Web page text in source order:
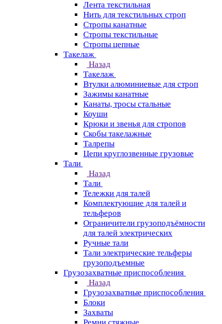
Лента текстильная
Нить для текстильных строп
Стропы канатные
Стропы текстильные
Стропы цепные
Такелаж
Назад
Такелаж
Втулки алюминиевые для строп
Зажимы канатные
Канаты, тросы стальные
Коуши
Крюки и звенья для стропов
Скобы такелажные
Талрепы
Цепи круглозвенные грузовые
Тали
Назад
Тали
Тележки для талей
Комплектующие для талей и
тельферов
Ограничители грузоподъёмности
для талей электрических
Ручные тали
Тали электрические тельферы
грузоподъемные
Грузозахватные приспособления
Назад
Грузозахватные приспособления
Блоки
Захваты